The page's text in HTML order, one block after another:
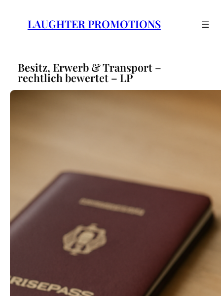
springen
LAUGHTER PROMOTIONS
Besitz, Erwerb & Transport –
rechtlich bewertet – LP